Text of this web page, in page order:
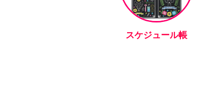
スケジュール帳